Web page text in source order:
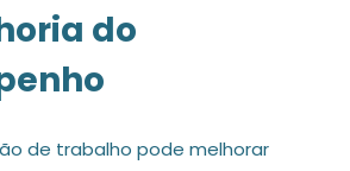
do
de trabalho pode melhorar